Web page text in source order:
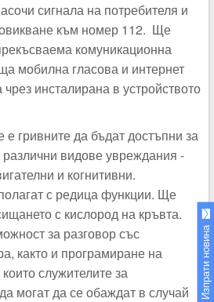
сигнала на потребителя и
към номер 112. Ще
комуникационна
мобилна гласова и интернет
инсталирана в устройството
гривните да бъдат достъпни за
различни видове увреждания -
и когнитивни.
с редица функции. Ще
с кислород на кръвта.
за разговор със
както и програмиране на
служителите за
могат да се обаждат в случай
Изпрати новина